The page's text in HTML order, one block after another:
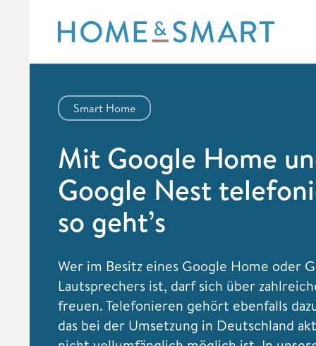
content
Smart Home
Mit Google Home
Google Nest
so geht’s
Wer im Besitz eines Google Home oder
Lautsprechers ist, darf sich über
freuen. Telefonieren gehört ebenfalls
das bei der Umsetzung in Deutschland